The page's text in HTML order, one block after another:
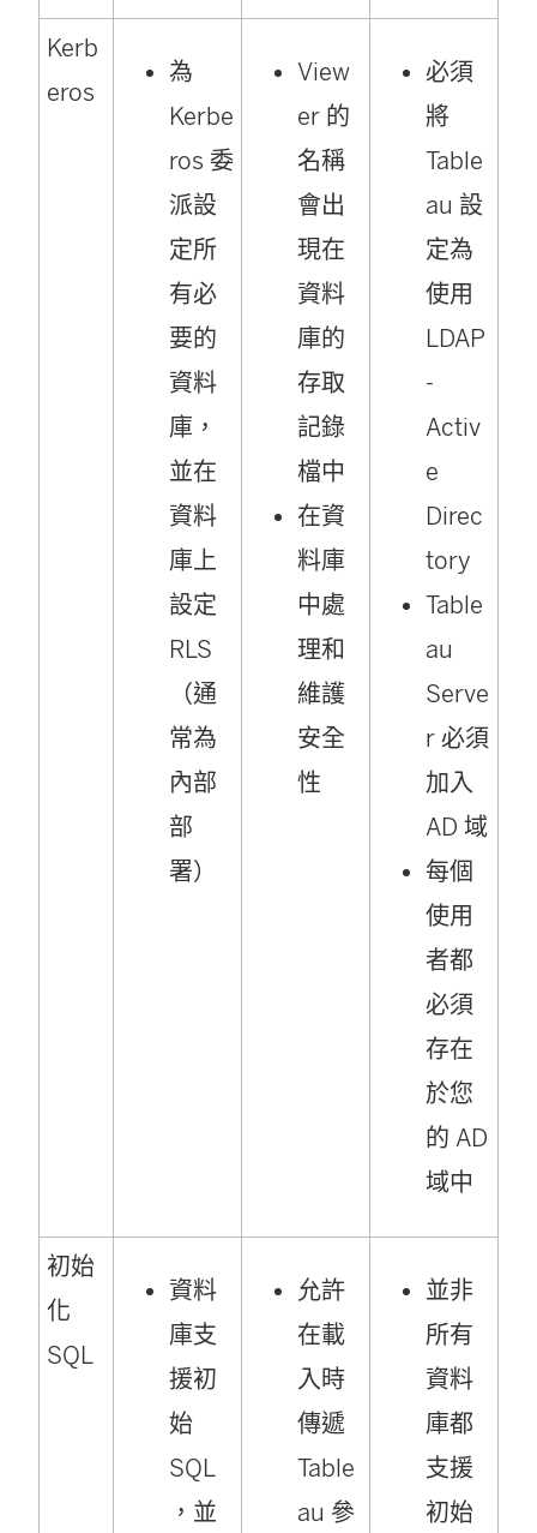
Kerb
eros
為
Kerbe
ros 委
派設
定所
有必
要的
資料
庫，
並在
資料
庫上
設定
RLS
（通
常為
內部
部
署）
View
er 的
名稱
會出
現在
資料
庫的
存取
記錄
檔中
在資
料庫
中處
理和
維護
安全
性
必須
將
Table
au 設
定為
使用
LDAP
-
Activ
e
Direc
tory
Table
au
Serve
r 必須
加入
AD 域
每個
使用
者都
必須
存在
於您
的 AD
域中
初始
化
SQL
資料
庫支
援初
始
SQL
，並
允許
在載
入時
傳遞
Table
au 參
並非
所有
資料
庫都
支援
初始